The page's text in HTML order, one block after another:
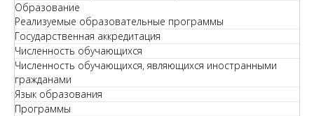
Образование
Реализуемые образовательные программы
Государственная аккредитация
Численность обучающихся
Численность обучающихся, являющихся иностранными
гражданами
Язык образования
Программы